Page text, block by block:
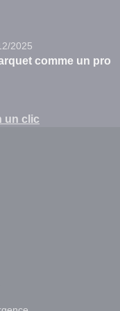
2025
comme un pro
un clic